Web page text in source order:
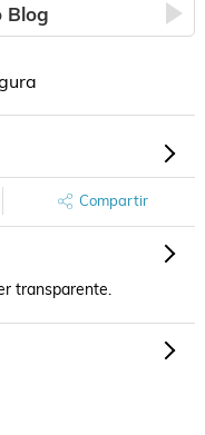
Blog
Compartir
transparente.